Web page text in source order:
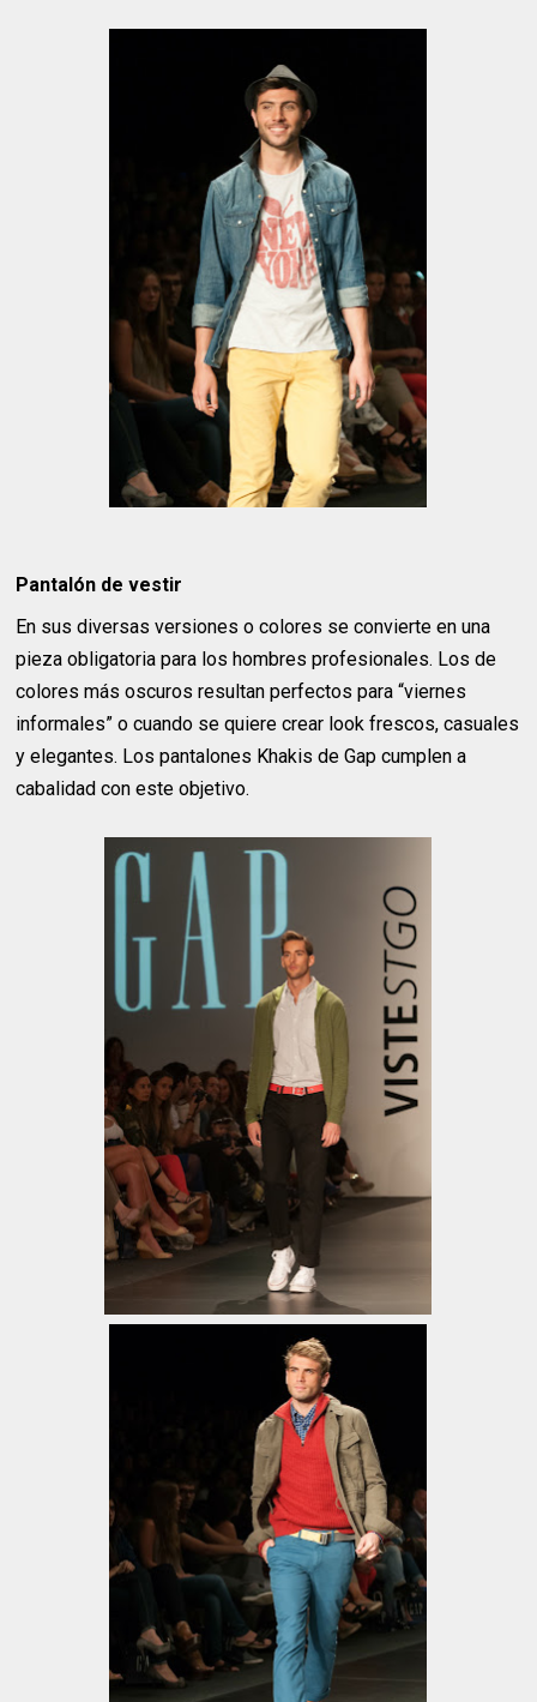
Pantalón de vestir
En sus diversas versiones o colores se convierte en una
pieza obligatoria para los hombres profesionales. Los de
colores más oscuros resultan perfectos para “viernes
informales” o cuando se quiere crear look frescos, casuales
y elegantes. Los pantalones Khakis de Gap cumplen a
cabalidad con este objetivo.